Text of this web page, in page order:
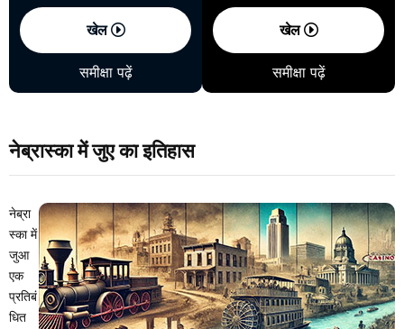
खेल
समीक्षा पढ़ें
खेल
समीक्षा पढ़ें
नेब्रास्का में जुए का इतिहास
नेब्रा
स्का में
जुआ
एक
प्रतिबं
धित